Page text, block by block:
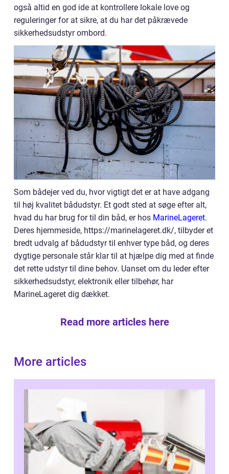
også altid en god ide at kontrollere lokale love og
reguleringer for at sikre, at du har det påkrævede
sikkerhedsudstyr ombord.
Som bådejer ved du, hvor vigtigt det er at have adgang
til høj kvalitet bådudstyr. Et godt sted at søge efter alt,
hvad du har brug for til din båd, er hos MarineLageret.
Deres hjemmeside, https://marinelageret.dk/, tilbyder et
bredt udvalg af bådudstyr til enhver type båd, og deres
dygtige personale står klar til at hjælpe dig med at finde
det rette udstyr til dine behov. Uanset om du leder efter
sikkerhedsudstyr, elektronik eller tilbehør, har
MarineLageret dig dækket.
Read more articles here
More articles